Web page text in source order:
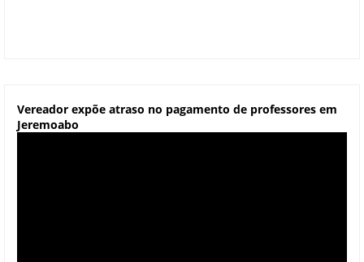
Vereador expõe atraso no pagamento de professores em
Jeremoabo